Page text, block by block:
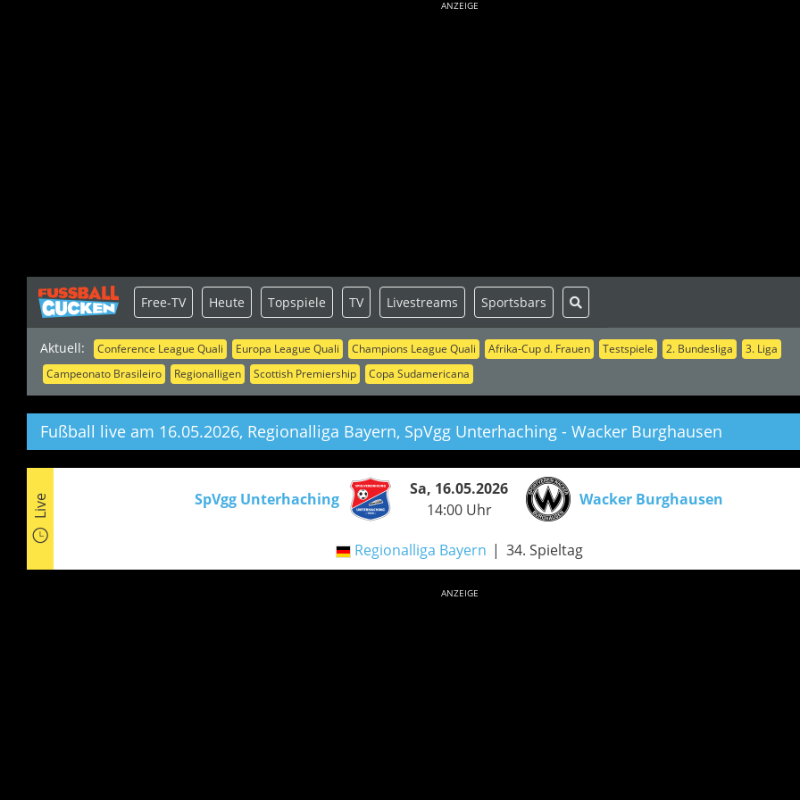
ANZEIGE
Aktuell: Conference League Quali Europa League Quali Champions League Quali Afrika-Cup d. Frauen Testspiele 2. Bundesliga
3. Liga
Campeonato Brasileiro
Regionalligen Scottish Premiership Copa Sudamericana
Free-TV Heute Topspiele TV Livestreams Sportsbars
Fußball live am 16.05.2026, Regionalliga Bayern, SpVgg Unterhaching - Wacker Burghausen
Live SpVgg Unterhaching
Sa, 16.05.2026
14:00 Uhr
Wacker Burghausen
Regionalliga Bayern 34. Spieltag
ANZEIGE